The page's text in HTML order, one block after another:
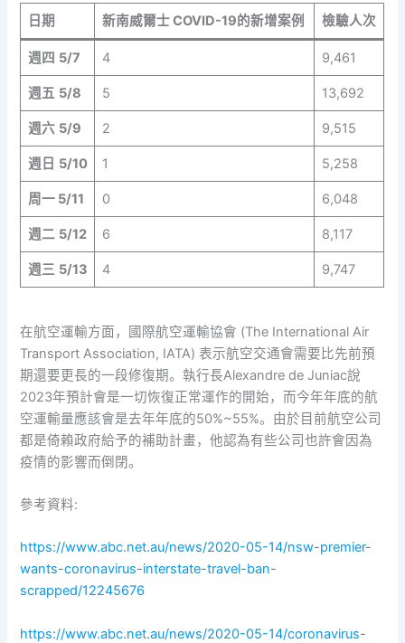
日期 新南威爾士COVID-19的新增案例 檢驗人次
週四 5/7 4 9,461
週五 5/8 5 13,692
週六 5/9 2 9,515
週日 5/10 1 5,258
周一 5/11 0 6,048
週二 5/12 6 8,117
週三 5/13 4 9,747
在航空運輸方面，國際航空運輸協會 (The International Air
Transport Association, IATA) 表示航空交通會需要比先前預
期還要更長的一段修復期。執行長Alexandre de Juniac說
2023年預計會是一切恢復正常運作的開始，而今年年底的航
空運輸量應該會是去年年底的50%~55%。由於目前航空公司
都是倚賴政府給予的補助計畫，他認為有些公司也許會因為
疫情的影響而倒閉。
參考資料:
https://www.abc.net.au/news/2020-05-14/nsw-premier-
wants-coronavirus-interstate-travel-ban-
scrapped/12245676
https://www.abc.net.au/news/2020-05-14/coronavirus-